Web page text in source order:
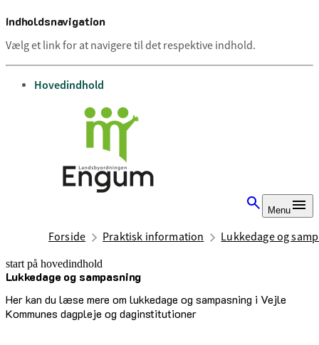
Indholdsnavigation
Vælg et link for at navigere til det respektive indhold.
gå til
Hovedindhold
Menu
Forside Praktisk information Lukkedage og
start på hovedindhold
Lukkedage og sampasning
Her kan du læse mere om lukkedage og sampasning i Vejle
Kommunes dagpleje og daginstitutioner
senest opdateret 9. juli 2025